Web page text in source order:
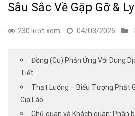
Sâu Sắc Về Gặp Gỡ &
230 lượt xem 04/03/2026
Đồng (Cu) Phản Ứng Với Dung
Tiết
Thạt Luổng – Biểu Tượng Phật
Gia Lào
Chủ quan và Khách quan: Phân